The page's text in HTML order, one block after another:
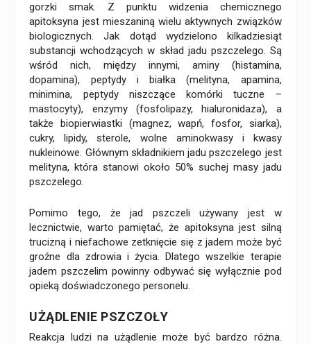
gorzki smak. Z punktu widzenia chemicznego
apitoksyna jest mieszaniną wielu aktywnych związków
biologicznych. Jak dotąd wydzielono kilkadziesiąt
substancji wchodzących w skład jadu pszczelego. Są
wśród nich, między innymi, aminy (histamina,
dopamina), peptydy i białka (melityna, apamina,
minimina, peptydy niszczące komórki tuczne –
mastocyty), enzymy (fosfolipazy, hialuronidaza), a
także biopierwiastki (magnez, wapń, fosfor, siarka),
cukry, lipidy, sterole, wolne aminokwasy i kwasy
nukleinowe. Głównym składnikiem jadu pszczelego jest
melityna, która stanowi około 50% suchej masy jadu
pszczelego.
Pomimo tego, że jad pszczeli używany jest w
lecznictwie, warto pamiętać, że apitoksyna jest silną
trucizną i niefachowe zetknięcie się z jadem może być
groźne dla zdrowia i życia. Dlatego wszelkie terapie
jadem pszczelim powinny odbywać się wyłącznie pod
opieką doświadczonego personelu.
UŻĄDLENIE PSZCZOŁY
Reakcja ludzi na użądlenie może być bardzo różna.